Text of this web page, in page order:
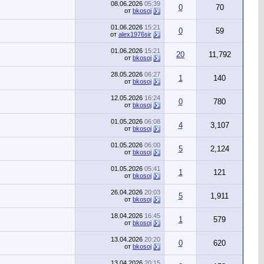
08.06.2026 05:39
от bkosoj 0 70
01.06.2026 15:21
от alex1976sir 0 59
01.06.2026 15:21
от bkosoj 20 11,792
28.05.2026 06:27
от bkosoj 1 140
12.05.2026 16:24
от bkosoj 0 780
01.05.2026 06:08
от bkosoj 4 3,107
01.05.2026 06:00
от bkosoj 5 2,124
01.05.2026 05:41
от bkosoj 1 121
26.04.2026 20:03
от bkosoj 5 1,911
18.04.2026 16:45
от bkosoj 1 579
13.04.2026 20:20
от bkosoj 0 620